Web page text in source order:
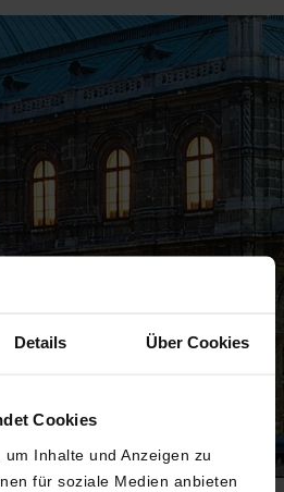
Details Über Cookies
Cookies
Inhalte und Anzeigen zu
für soziale Medien anbieten